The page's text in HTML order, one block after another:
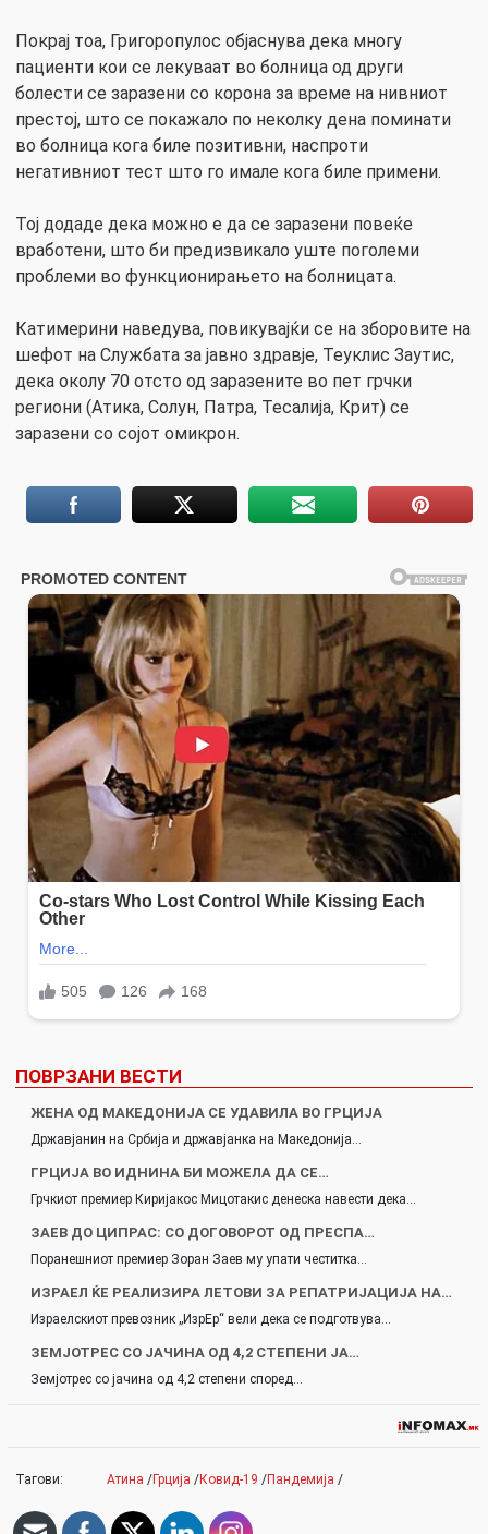
Покрај тоа, Григоропулос објаснува дека многу
пациенти кои се лекуваат во болница од други
болести се заразени со корона за време на нивниот
престој, што се покажало по неколку дена поминати
во болница кога биле позитивни, наспроти
негативниот тест што го имале кога биле примени.
Тој додаде дека можно е да се заразени повеќе
вработени, што би предизвикало уште поголеми
проблеми во функционирањето на болницата.
Катимерини наведува, повикувајќи се на зборовите на
шефот на Службата за јавно здравје, Теуклис Заутис,
дека околу 70 отсто од заразените во пет грчки
региони (Атика, Солун, Патра, Тесалија, Крит) се
заразени со сојот омикрон.
ПОВРЗАНИ ВЕСТИ
ЖЕНА ОД МАКЕДОНИЈА СЕ УДАВИЛА ВО ГРЦИЈА
Државјанин на Србија и државјанка на Македонија…
ГРЦИЈА ВО ИДНИНА БИ МОЖЕЛА ДА СЕ…
Грчкиот премиер Киријакос Мицотакис денеска навести дека…
ЗАЕВ ДО ЦИПРАС: СО ДОГОВОРОТ ОД ПРЕСПА…
Поранешниот премиер Зоран Заев му упати честитка…
ИЗРАЕЛ ЌЕ РЕАЛИЗИРА ЛЕТОВИ ЗА РЕПАТРИЈАЦИЈА НА…
Израелскиот превозник „ИзрЕр“ вели дека се подготвува…
ЗЕМЈОТРЕС СО ЈАЧИНА ОД 4,2 СТЕПЕНИ ЈА…
Земјотрес со јачина од 4,2 степени според…
Тагови: Атина /Грција /Ковид-19 /Пандемија /